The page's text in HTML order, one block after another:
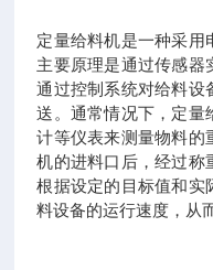
定量给料机是一种采用
主要原理是通过传感器
通过控制系统对给料设
送。通常情况下，定量
计等仪表来测量物料的
机的进料口后，经过称
根据设定的目标值和实
料设备的运行速度，从